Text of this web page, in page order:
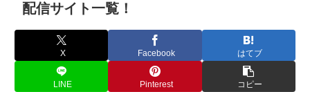
配信サイト一覧！
X Facebook はてブ
LINE Pinterest コピー